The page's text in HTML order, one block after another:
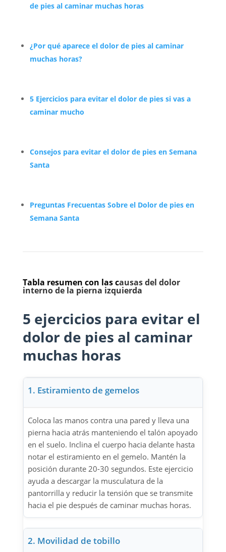
de pies al caminar muchas horas
¿Por qué aparece el dolor de pies al caminar
muchas horas?
5 Ejercicios para evitar el dolor de pies si vas a
caminar mucho
Consejos para evitar el dolor de pies en Semana
Santa
Preguntas Frecuentas Sobre el Dolor de pies en
Semana Santa
Tabla resumen con las causas del dolor
interno de la pierna izquierda
5 ejercicios para evitar el
dolor de pies al caminar
muchas horas
1. Estiramiento de gemelos
Coloca las manos contra una pared y lleva una
pierna hacia atrás manteniendo el talón apoyado
en el suelo. Inclina el cuerpo hacia delante hasta
notar el estiramiento en el gemelo. Mantén la
posición durante 20-30 segundos. Este ejercicio
ayuda a descargar la musculatura de la
pantorrilla y reducir la tensión que se transmite
hacia el pie después de caminar muchas horas.
2. Movilidad de tobillo